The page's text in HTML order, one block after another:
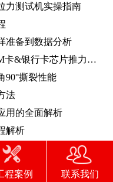
力测试机实操指南
准备到数据分析
Alpha W260推拉力测试机：助力SIM卡&银行卡芯片推力测试
90°撕裂性能
法
用的全面解析
解析
要点
检测的实用工具
程案例 联系我们